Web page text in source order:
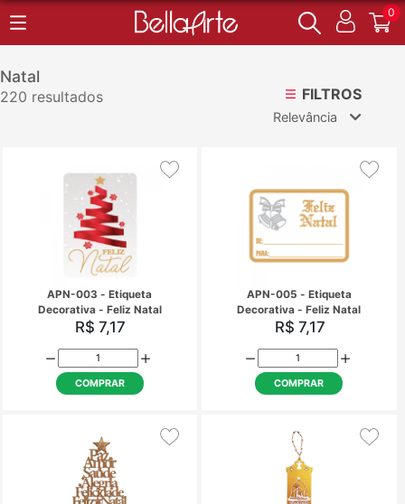
0
Natal
220 resultados
Relevância
Mais Vendidos
Menor Preço
Maior Preço
FILTROS
APN-003 - Etiqueta
Decorativa - Feliz Natal
R$ 7,17
COMPRAR
APN-005 -
Decorativa - Feliz
R$ 7,17